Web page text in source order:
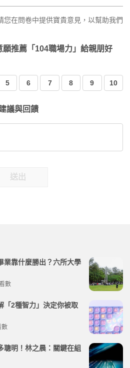
您在問卷中提供寶貴意見，以幫助我們
推薦「104職場力」給親朋好
5 6 7 8 9 10
議與回饋
送出
業靠什麼勝出？六所大學
數
「2種智力」決定你被取
數
聰明！林之晨：關鍵在組